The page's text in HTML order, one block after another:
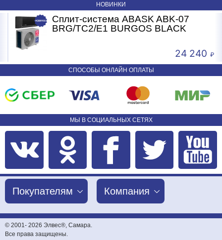
НОВИНКИ
Сплит-система ABASK ABK-07
BRG/TC2/E1 BURGOS BLACK
24 240
СПОСОБЫ ОНЛАЙН ОПЛАТЫ
МЫ В СОЦИАЛЬНЫХ СЕТЯХ
Покупателям Компания
© 2001- 2026 Элвес®, Самара.
Все права защищены.